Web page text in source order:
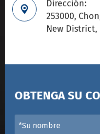

Dirección:
253000,
New District,
OBTENGA SU